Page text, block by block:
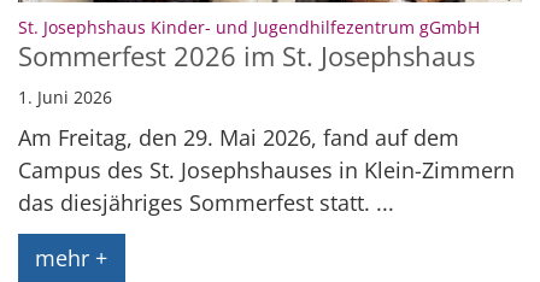
St. Josephshaus Kinder- und Jugendhilfezentrum gGmbH
Sommerfest 2026 im St. Josephshaus
1. Juni 2026
Am Freitag, den 29. Mai 2026, fand auf dem
Campus des St. Josephshauses in Klein-Zimmern
das diesjähriges Sommerfest statt. ...
mehr +